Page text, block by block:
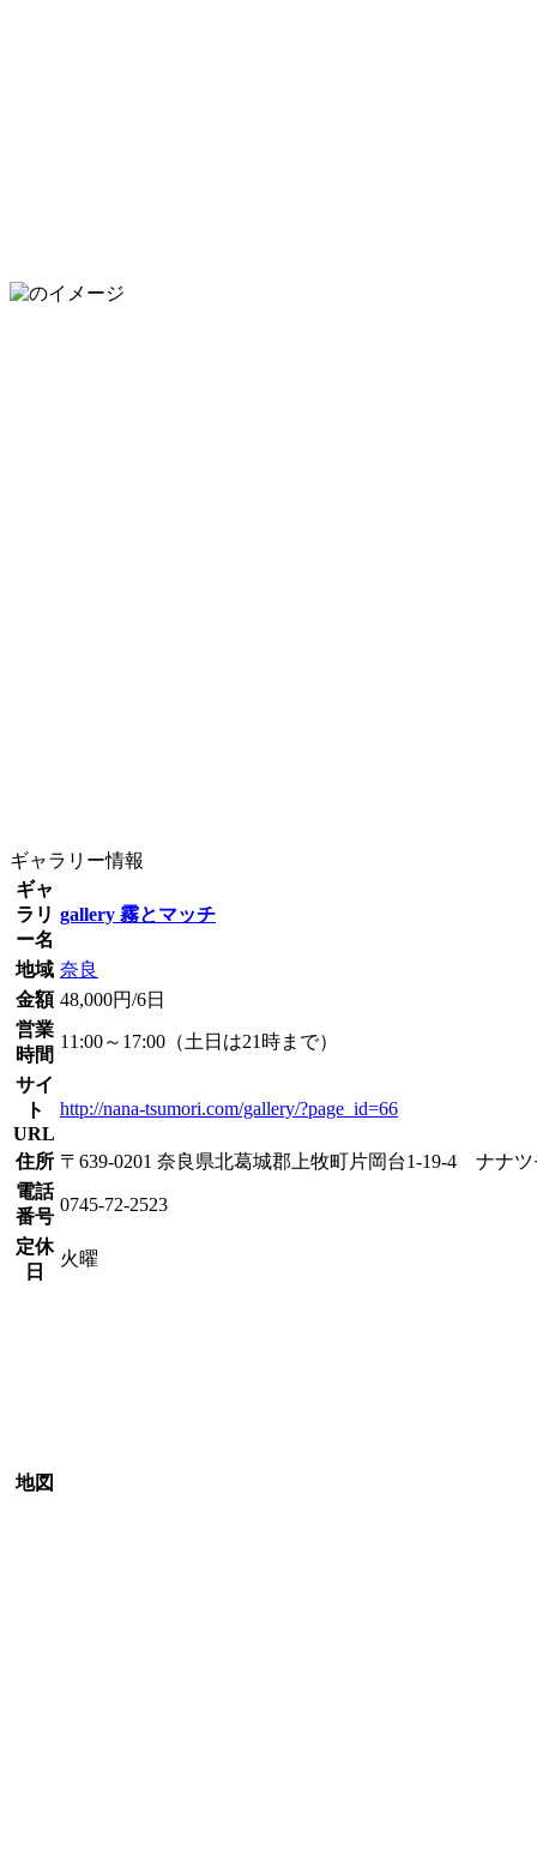
ギャラリー情報
ギャ
ラリ
ー名
gallery 霧とマッチ
地域 奈良
金額 48,000円/6日
営業
時間
11:00～17:00（土日は21時まで）
サイ
ト
URL
http://nana-tsumori.com/gallery/?page_id=66
住所 〒639-0201 奈良県北葛城郡上牧町片岡台1-19-4 ナナ
電話
番号
0745-72-2523
定休
日
火曜
地図